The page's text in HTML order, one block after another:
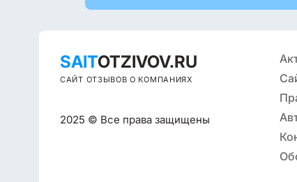
SAITOTZIVOV.RU
САЙТ ОТЗЫВОВ О КОМПАНИЯХ
2025 © Все права защищены